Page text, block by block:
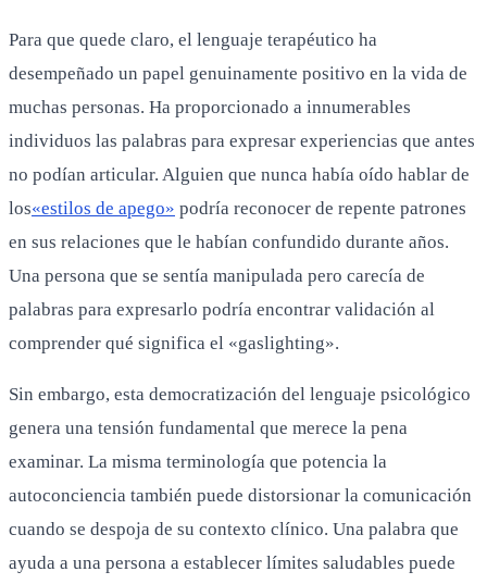
Para que quede claro, el lenguaje terapéutico ha
desempeñado un papel genuinamente positivo en la vida de
muchas personas. Ha proporcionado a innumerables
individuos las palabras para expresar experiencias que antes
no podían articular. Alguien que nunca había oído hablar de
los«estilos de apego» podría reconocer de repente patrones
en sus relaciones que le habían confundido durante años.
Una persona que se sentía manipulada pero carecía de
palabras para expresarlo podría encontrar validación al
comprender qué significa el «gaslighting».
Sin embargo, esta democratización del lenguaje psicológico
genera una tensión fundamental que merece la pena
examinar. La misma terminología que potencia la
autoconciencia también puede distorsionar la comunicación
cuando se despoja de su contexto clínico. Una palabra que
ayuda a una persona a establecer límites saludables puede